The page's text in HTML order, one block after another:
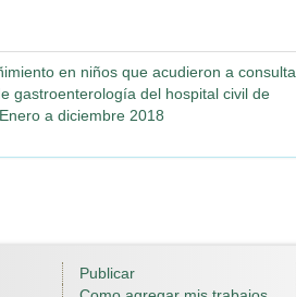
en niños que acudieron a consulta
gastroenterología del hospital civil de
a diciembre 2018
Publicar